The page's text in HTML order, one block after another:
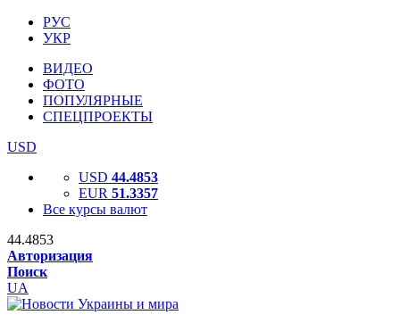
РУС
УКР
ВИДЕО
ФОТО
ПОПУЛЯРНЫЕ
СПЕЦПРОЕКТЫ
USD
USD 44.4853
EUR 51.3357
Все курсы валют
44.4853
Авторизация
Поиск
UA